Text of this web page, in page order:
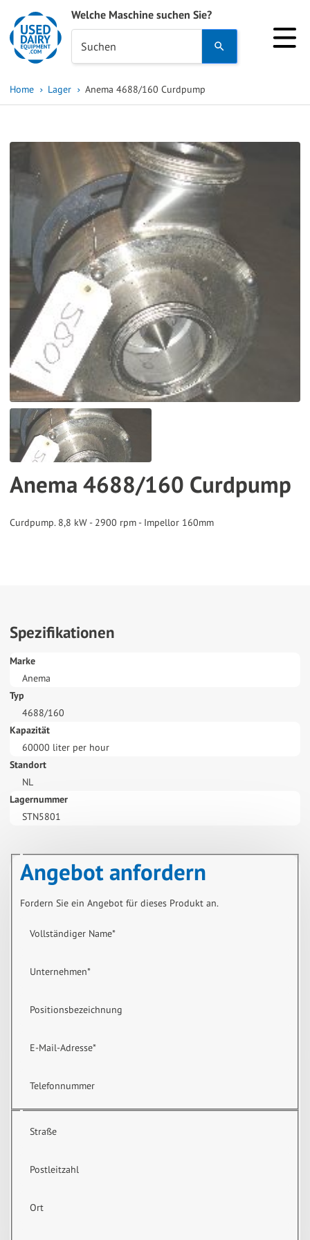
Welche Maschine suchen Sie?
Suchen
and
to
select
a
result.
Press
enter
to
go
to
the
selected
search
result.
Touch
use
and
Home Lager Anema 4688/160 Curdpump
Anema 4688/160 Curdpump
Curdpump. 8,8 kW - 2900 rpm - Impellor 160mm
Spezifikationen
Marke
Anema
Typ
4688/160
Kapazität
60000 liter per hour
Standort
NL
Lagernummer
STN5801
Angebot anfordern
Fordern Sie ein Angebot für dieses Produkt an.
Vollständiger Name*
Unternehmen*
Positionsbezeichnung
E-Mail-Adresse*
Telefonnummer
Straße
Postleitzahl
Ort